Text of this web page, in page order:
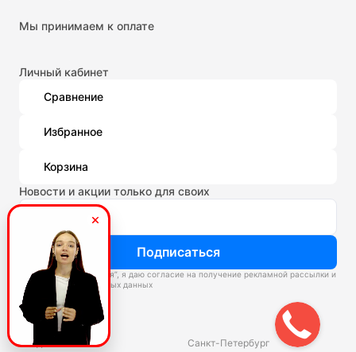
Мы принимаем к оплате
Личный кабинет
Сравнение
Избранное
Корзина
Новости и акции только для своих
Подписаться
Нажимая “Подписаться”, я даю согласие на получение рекламной рассылки и
обработку персональных данных
Склады
Владивосток
Санкт-Петербург